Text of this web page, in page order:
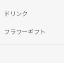
ドリンク
フラワーギフト